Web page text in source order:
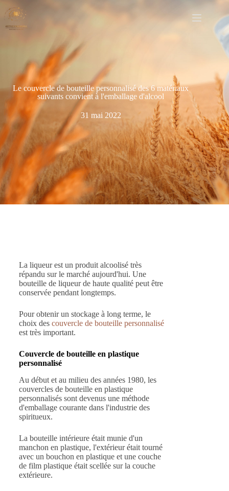
Le couvercle de bouteille personnalisé des 6 matériaux
suivants convient à l'emballage d'alcool
31 mai 2022
La liqueur est un produit alcoolisé très
répandu sur le marché aujourd'hui. Une
bouteille de liqueur de haute qualité peut être
conservée pendant longtemps.
Pour obtenir un stockage à long terme, le
choix des couvercle de bouteille personnalisé
est très important.
Couvercle de bouteille en plastique
personnalisé
Au début et au milieu des années 1980, les
couvercles de bouteille en plastique
personnalisés sont devenus une méthode
d'emballage courante dans l'industrie des
spiritueux.
La bouteille intérieure était munie d'un
manchon en plastique, l'extérieur était tourné
avec un bouchon en plastique et une couche
de film plastique était scellée sur la couche
extérieure.